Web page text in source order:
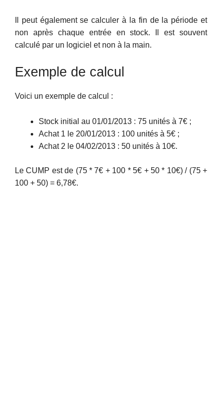
Il peut également se calculer à la fin de la période et
non après chaque entrée en stock. Il est souvent
calculé par un logiciel et non à la main.
Exemple de calcul
Voici un exemple de calcul :
Stock initial au 01/01/2013 : 75 unités à 7€ ;
Achat 1 le 20/01/2013 : 100 unités à 5€ ;
Achat 2 le 04/02/2013 : 50 unités à 10€.
Le CUMP est de (75 * 7€ + 100 * 5€ + 50 * 10€) / (75 +
100 + 50) = 6,78€.